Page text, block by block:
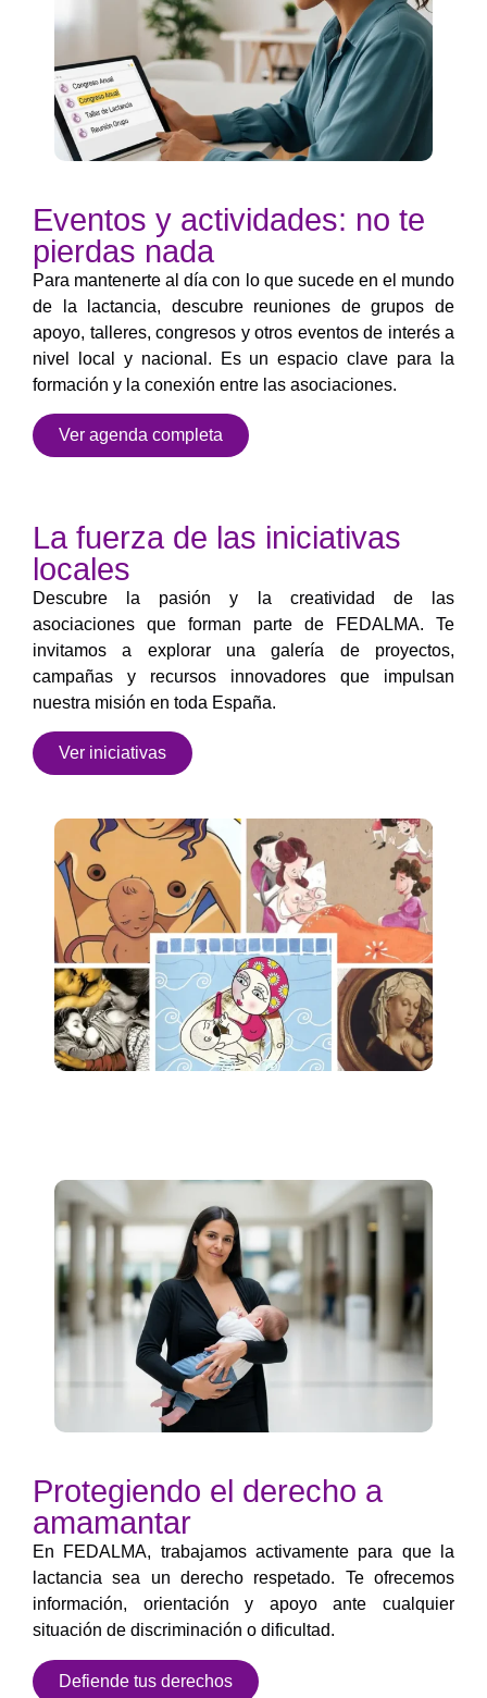
Eventos y actividades: no te
pierdas nada
Para mantenerte al día con lo que sucede en el mundo
de la lactancia, descubre reuniones de grupos de
apoyo, talleres, congresos y otros eventos de interés a
nivel local y nacional. Es un espacio clave para la
formación y la conexión entre las asociaciones.
Ver agenda completa
La fuerza de las iniciativas
locales
Descubre la pasión y la creatividad de las
asociaciones que forman parte de FEDALMA. Te
invitamos a explorar una galería de proyectos,
campañas y recursos innovadores que impulsan
nuestra misión en toda España.
Ver iniciativas
Protegiendo el derecho a
amamantar
En FEDALMA, trabajamos activamente para que la
lactancia sea un derecho respetado. Te ofrecemos
información, orientación y apoyo ante cualquier
situación de discriminación o dificultad.
Defiende tus derechos